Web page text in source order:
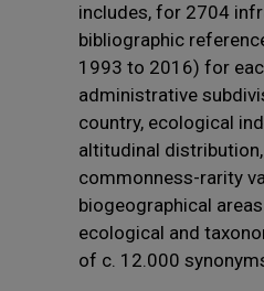
includes, for 2704
bibliographic
1993 to 2016) for
administrative
country, ecological
altitudinal distribution,
commonness-rarity
biogeographical
ecological and
of c. 12.000